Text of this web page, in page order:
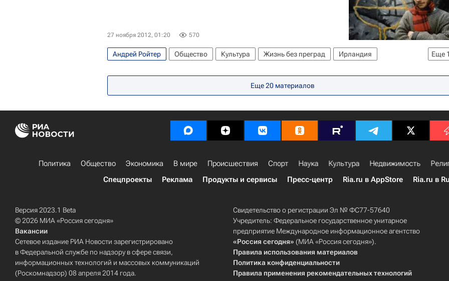
27 ноября 2012, 01:20 570
Еще
Андрей Ройтер Общество Культура Жизнь без преград
Ирландия
Чулпан Хаматова
Еще20 материалов
Политика Общество Экономика В мире Происшествия Спорт Наука Культура Недвижимость
Спецпроекты
Реклама Продукты и сервисы Пресс-центр Ria.ru в AppStore Ria.ru в
Версия 2023.1 Beta
© 2026 МИА «Россия сегодня»
Вакансии
Сетевое издание РИА Новости зарегистрировано
в Федеральной службе по надзору в сфере связи,
информационных технологий и массовых коммуникаций
(Роскомнадзор) 08 апреля 2014 года.
Свидетельство о регистрации Эл № ФС77-57640
Учредитель: Федеральное государственное унитарное
предприятие Международное информационное агентство
«Россия сегодня» (МИА «Россия сегодня»).
Правила использования материалов
Политика конфиденциальности
Правила применения рекомендательных технологий